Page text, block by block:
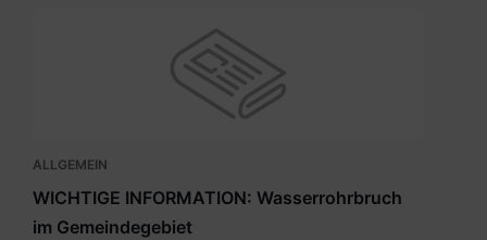
ALLGEMEIN
WICHTIGE INFORMATION: Wasserrohrbruch
im Gemeindegebiet